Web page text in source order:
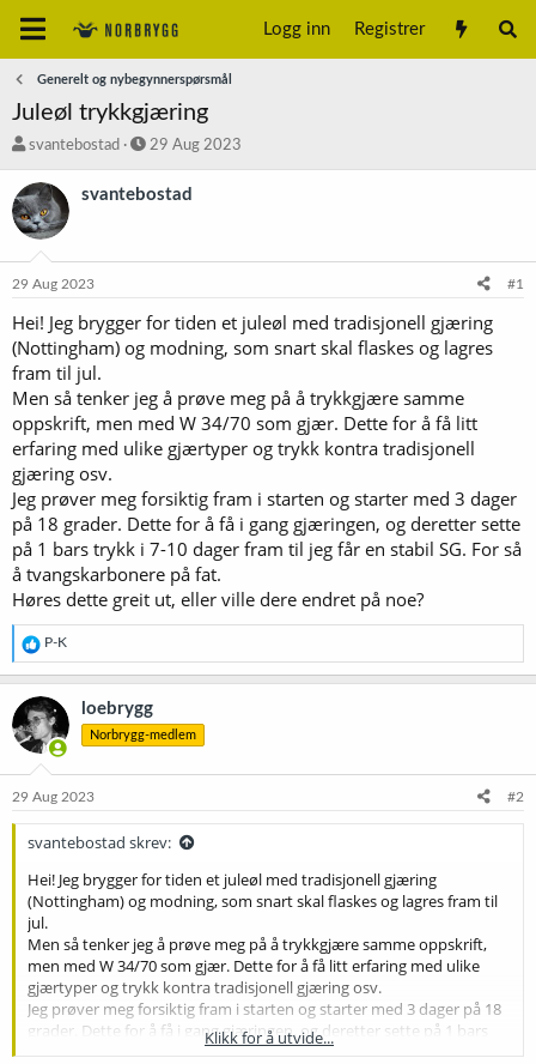
Logg inn Registrer
Generelt og nybegynnerspørsmål
Juleøl trykkgjæring
T
å
d
s
t
e
r
svantebostad
S
a
o
29 Aug 2023
svantebostad
29 Aug 2023 #1
Hei! Jeg brygger for tiden et juleøl med tradisjonell gjæring
(Nottingham) og modning, som snart skal flaskes og lagres
fram til jul.
Men så tenker jeg å prøve meg på å trykkgjære samme
oppskrift, men med W 34/70 som gjær. Dette for å få litt
erfaring med ulike gjærtyper og trykk kontra tradisjonell
gjæring osv.
Jeg prøver meg forsiktig fram i starten og starter med 3 dager
på 18 grader. Dette for å få i gang gjæringen, og deretter sette
på 1 bars trykk i 7-10 dager fram til jeg får en stabil SG. For så
å tvangskarbonere på fat.
Høres dette greit ut, eller ville dere endret på noe?
R
e
a
k
s
j
o
e
P-K
loebrygg
Norbrygg-medlem
29 Aug 2023 #2
svantebostad skrev:
Hei! Jeg brygger for tiden et juleøl med tradisjonell gjæring
(Nottingham) og modning, som snart skal flaskes og lagres fram til
jul.
Men så tenker jeg å prøve meg på å trykkgjære samme oppskrift,
men med W 34/70 som gjær. Dette for å få litt erfaring med ulike
gjærtyper og trykk kontra tradisjonell gjæring osv.
Jeg prøver meg forsiktig fram i starten og starter med 3 dager på 18
grader. Dette for å få i gang gjæringen, og deretter sette på 1 bars
trykk i 7-10 dager fram til jeg får en stabil SG. For så å
Klikk for å utvide...